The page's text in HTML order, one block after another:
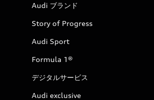
Audi ブランド
Story of Progress
Audi Sport
Formula 1®
デジタルサービス
Audi exclusive